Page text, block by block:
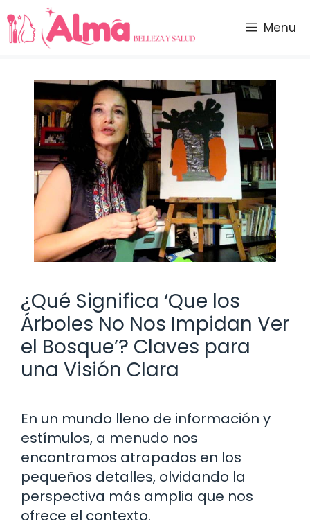
Saltar
al
contenido
Menu
¿Qué Significa ‘Que los
Árboles No Nos Impidan Ver
el Bosque’? Claves para
una Visión Clara
En un mundo lleno de información y
estímulos, a menudo nos
encontramos atrapados en los
pequeños detalles, olvidando la
perspectiva más amplia que nos
ofrece el contexto.